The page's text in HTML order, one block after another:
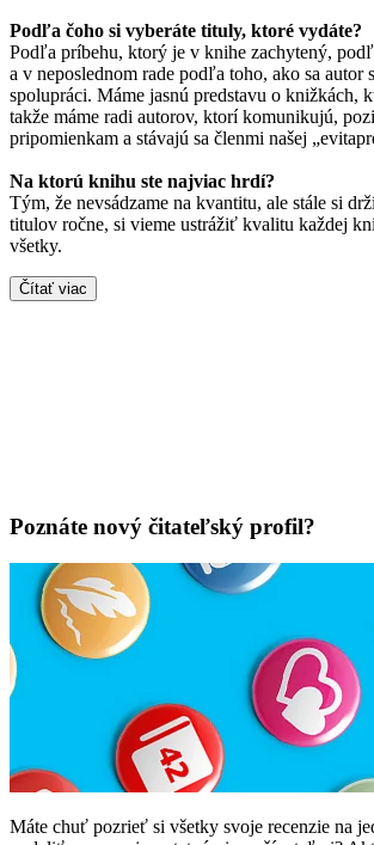
Podľa čoho si vyberáte tituly, ktoré vydáte?
Podľa príbehu, ktorý je v knihe zachytený,
a v neposlednom rade podľa toho, ako sa autor
spolupráci. Máme jasnú predstavu o knižkách,
takže máme radi autorov, ktorí komunikujú,
pripomienkam a stávajú sa členmi našej
Na ktorú knihu ste najviac hrdí?
Tým, že nevsádzame na kvantitu, ale stále si
titulov ročne, si vieme ustrážiť kvalitu každej
všetky.
Čítať viac
Poznáte nový čitateľský profil?
Máte chuť pozrieť si všetky svoje recenzie na